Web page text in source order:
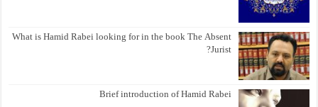
What is Hamid Rabei looking for in the book The Absent
Jurist?
Brief introduction of Hamid Rabei